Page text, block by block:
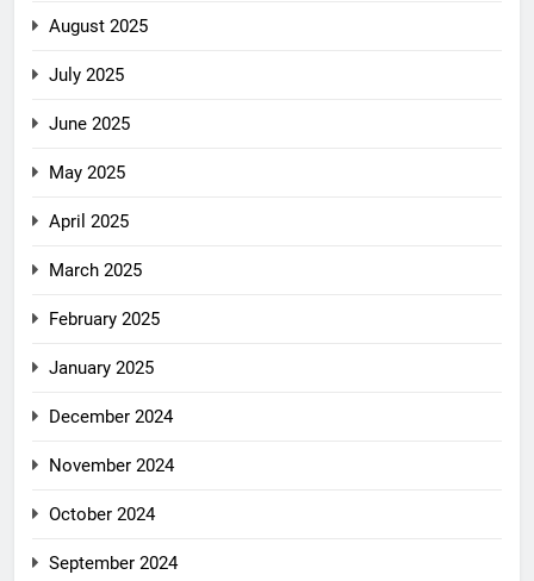
August 2025
July 2025
June 2025
May 2025
April 2025
March 2025
February 2025
January 2025
December 2024
November 2024
October 2024
September 2024